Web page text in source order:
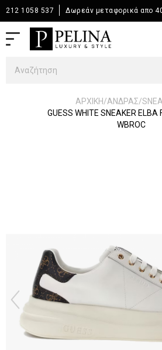
212 1058 537 Δωρεάν μεταφορικά απο
ΑΡΧΙΚΉ/ΆΝΔΡΑΣ/
GUESS WHITE SNEAKER
WBROC